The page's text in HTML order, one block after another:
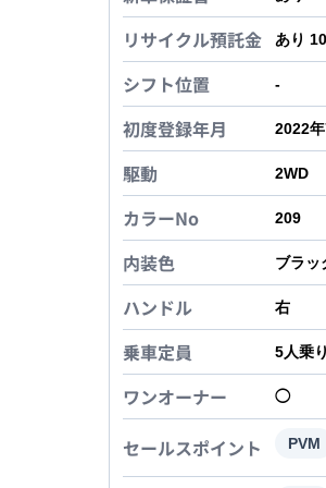
リサイクル預託金 あり
シフト位置 -
初度登録年月 2022年
駆動 2WD
カラーNo 209
内装色 ブラッ
ハンドル 右
乗車定員 5人乗り
ワンオーナー ◯
セールスポイント PVM